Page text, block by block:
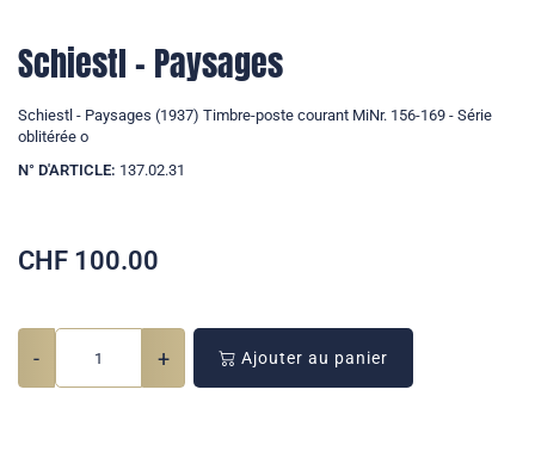
Schiestl - Paysages
Schiestl - Paysages (1937) Timbre-poste courant MiNr. 156-169 - Série
oblitérée o
N° D'ARTICLE: 137.02.31
CHF 100.00
- + Ajouter au panier